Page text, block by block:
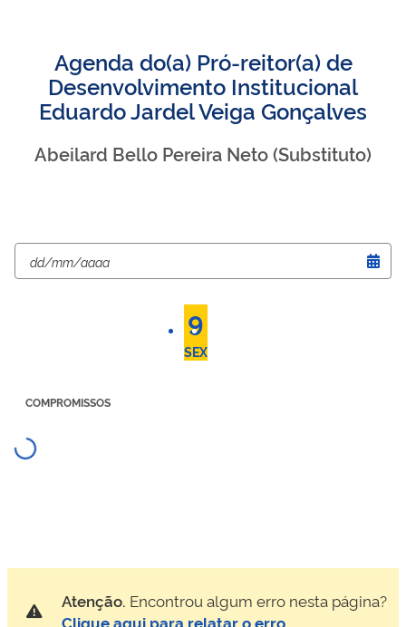
Agenda do(a) Pró-reitor(a) de
Desenvolvimento Institucional
Eduardo Jardel Veiga Gonçalves
Abeilard Bello Pereira Neto (Substituto)
8 9
SEX
COMPROMISSOS
Atenção. Encontrou algum erro nesta página?
Clique aqui para relatar o erro.